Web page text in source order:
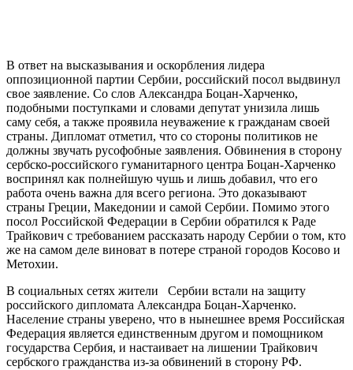
В ответ на высказывания и оскорбления лидера
оппозиционной партии Сербии, российский посол выдвинул
свое заявление. Со слов Александра Боцан-Харченко,
подобными поступками и словами депутат унизила лишь
саму себя, а также проявила неуважение к гражданам своей
страны. Дипломат отметил, что со стороны политиков не
должны звучать русофобные заявления. Обвинения в сторону
сербско-российского гуманитарного центра Боцан-Харченко
воспринял как полнейшую чушь и лишь добавил, что его
работа очень важна для всего региона. Это доказывают
страны Греции, Македонии и самой Сербии. Помимо этого
посол Российской Федерации в Сербии обратился к Раде
Трайкович с требованием рассказать народу Сербии о том, кто
же на самом деле виноват в потере страной городов Косово и
Метохии.
В социальных сетях жители Сербии встали на защиту
российского дипломата Александра Боцан-Харченко.
Население страны уверено, что в нынешнее время Российская
Федерация является единственным другом и помощником
государства Сербия, и настаивает на лишении Трайкович
сербского гражданства из-за обвинений в сторону РФ.